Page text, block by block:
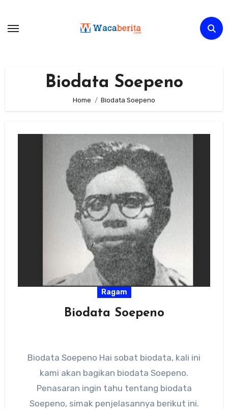
content
Biodata Soepeno
Home Biodata Soepeno
Ragam
Biodata Soepeno
Biodata Soepeno Hai sobat biodata, kali ini
kami akan bagikan biodata Soepeno.
Penasaran ingin tahu tentang biodata
Soepeno, simak penjelasannya berikut ini.